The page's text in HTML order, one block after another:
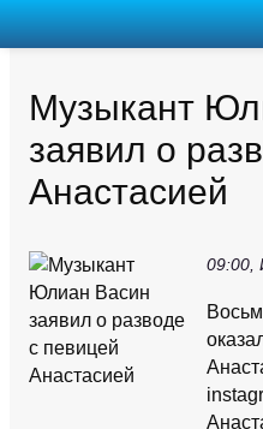
Музыкант
заявил о
Анастасией
09:00,